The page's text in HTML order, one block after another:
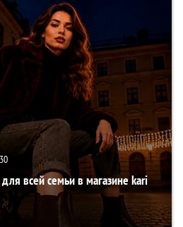
30
всей семьи в магазине kari